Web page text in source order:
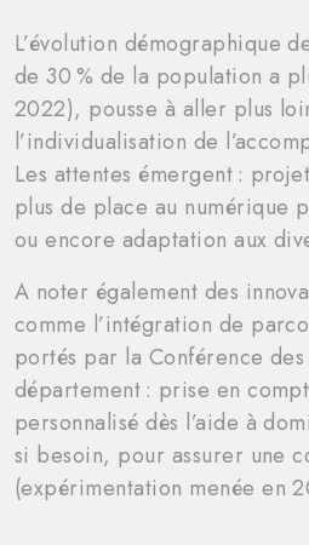
L’évolution démographique
de 30 % de la population a
2022), pousse à aller plus
l’individualisation de
Les attentes émergent :
plus de place au numérique
ou encore adaptation aux
A noter également des
comme l’intégration de
portés par la Conférence
département : prise en
personnalisé dès l’aide à
si besoin, pour assurer une
(expérimentation menée en